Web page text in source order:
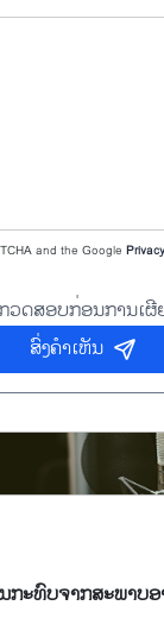
and the Google
ວດສອບກ່ອນການເ
ສົ່ງຄຳເຫັນ
ກະທົບຈາກສະພາບ